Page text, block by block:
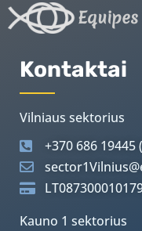
Kontaktai
Vilniaus sektorius
+370 686 19445
Kauno 1 sektorius